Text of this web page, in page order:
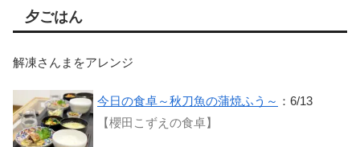
夕ごはん
解凍さんまをアレンジ
今日の食卓～秋刀魚の蒲焼ふう～ ：6/13
【櫻田こずえの食卓】